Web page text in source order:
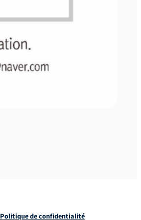
Politique de confidentialité